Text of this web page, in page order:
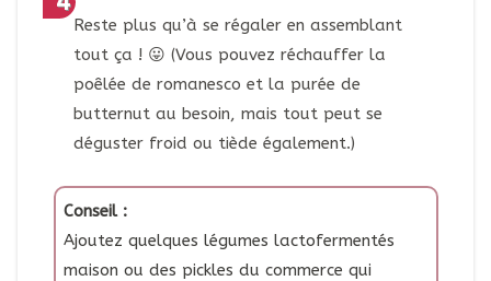
Reste plus qu’à se régaler en assemblant
tout ça ! 😛 (Vous pouvez réchauffer la
poêlée de romanesco et la purée de
butternut au besoin, mais tout peut se
déguster froid ou tiède également.)
Conseil :
Ajoutez quelques légumes lactofermentés
maison ou des pickles du commerce qui